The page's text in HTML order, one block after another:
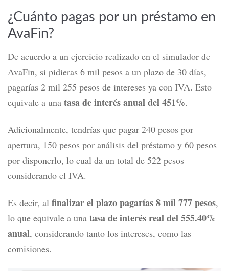
¿Cuánto pagas por un préstamo en
AvaFin?
De acuerdo a un ejercicio realizado en el simulador de
AvaFin, si pidieras 6 mil pesos a un plazo de 30 días,
pagarías 2 mil 255 pesos de intereses ya con IVA. Esto
equivale a una tasa de interés anual del 451%.
Adicionalmente, tendrías que pagar 240 pesos por
apertura, 150 pesos por análisis del préstamo y 60 pesos
por disponerlo, lo cual da un total de 522 pesos
considerando el IVA.
Es decir, al finalizar el plazo pagarías 8 mil 777 pesos,
lo que equivale a una tasa de interés real del 555.40%
anual, considerando tanto los intereses, como las
comisiones.